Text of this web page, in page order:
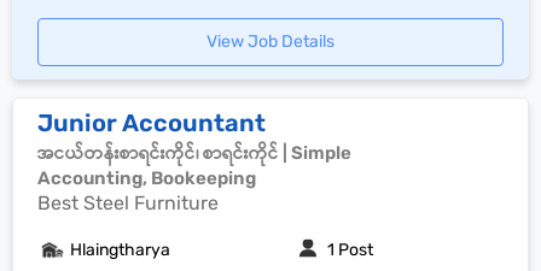
View Job Details
Junior Accountant
အငယ်တန်းစာရင်းကိုင်၊ စာရင်းကိုင် | Simple
Accounting, Bookeeping
Best Steel Furniture
Hlaingtharya 1 Post